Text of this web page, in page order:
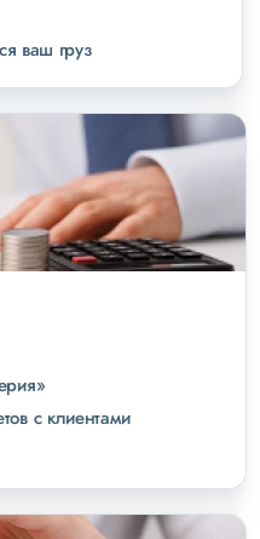
ваш груз
с клиентами